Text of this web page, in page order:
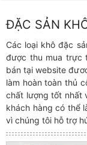
ĐẶC SẢN
Các loại khô đặc
được thu mua trực
bán tại website
làm hoàn toàn thủ
chất lượng tốt nhất
khách hàng có thể
vì chúng tôi hỗ trợ